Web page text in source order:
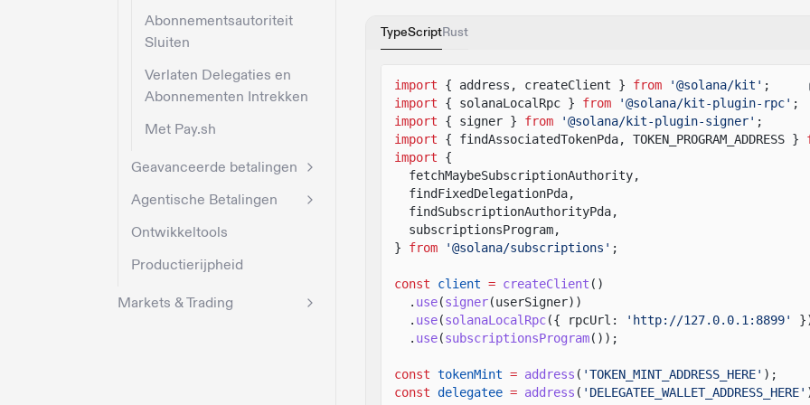
Abonnementsautoriteit
Sluiten
Verlaten Delegaties en
Abonnementen Intrekken
Met Pay.sh
Geavanceerde betalingen
Agentische Betalingen
Ontwikkeltools
Productierijpheid
Markets & Trading
TypeScriptRust
import { address, createClient } from '@solana/kit' ;
import
{ solanaLocalRpc } from '@solana/kit-plugin-rpc' ;
import
{ signer } from '@solana/kit-plugin-signer' ;
import
{ findAssociatedTokenPda, TOKEN_PROGRAM_ADDRESS }
import
{
fetchMaybeSubscriptionAuthority,
findFixedDelegationPda,
findSubscriptionAuthorityPda,
subscriptionsProgram,
}
from '@solana/subscriptions' ;
const client = createClient ()
. use(signer(userSigner))
. use(solanaLocalRpc({ rpcUrl: 'http://127.0.0.1:8899'
. use(subscriptionsProgram());
const tokenMint = address ( 'TOKEN_MINT_ADDRESS_HERE' );
const delegatee = address ( 'DELEGATEE_WALLET_ADDRESS_HERE'